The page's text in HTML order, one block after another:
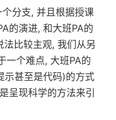
分支, 并且根据授课
的演进, 和大班PA的
比较主观, 我们从另
一个难点, 大班PA的
示甚至是代码)的方式
呈现科学的方法来引